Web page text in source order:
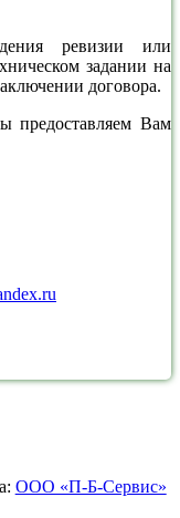
ревизии или
задании на
договора.
предоставляем Вам
ООО «П-Б-Сервис»